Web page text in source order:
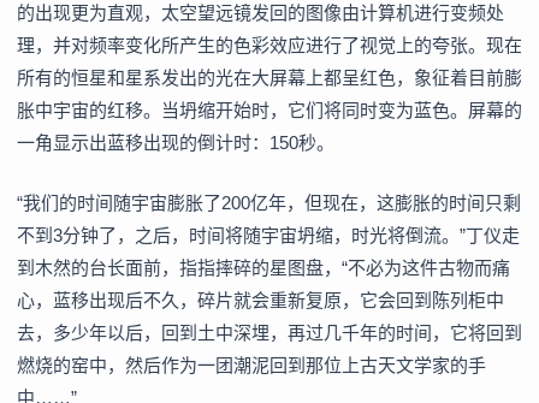
的出现更为直观，太空望远镜发回的图像由计算机进行变频处
理，并对频率变化所产生的色彩效应进行了视觉上的夸张。现在
所有的恒星和星系发出的光在大屏幕上都呈红色，象征着目前膨
胀中宇宙的红移。当坍缩开始时，它们将同时变为蓝色。屏幕的
一角显示出蓝移出现的倒计时：150秒。
“我们的时间随宇宙膨胀了200亿年，但现在，这膨胀的时间只剩
不到3分钟了，之后，时间将随宇宙坍缩，时光将倒流。”丁仪走
到木然的台长面前，指指摔碎的星图盘，“不必为这件古物而痛
心，蓝移出现后不久，碎片就会重新复原，它会回到陈列柜中
去，多少年以后，回到土中深埋，再过几千年的时间，它将回到
燃烧的窑中，然后作为一团潮泥回到那位上古天文学家的手
中……”